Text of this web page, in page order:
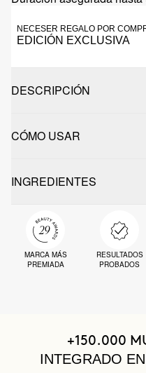
NECESER REGALO POR
EDICIÓN EXCLUSIVA
DESCRIPCIÓN
CÓMO USAR
INGREDIENTES
MARCA MÁS
PREMIADA
RESULTADOS
PROBADOS
+150.000
INTEGRADO